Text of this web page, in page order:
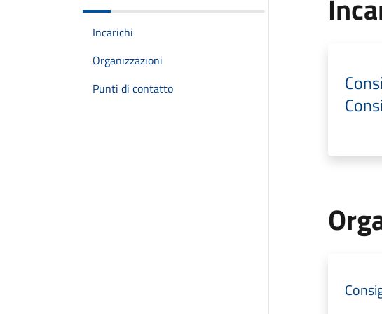
Incarichi
Organizzazioni
Punti di contatto